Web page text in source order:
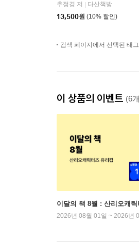
추정경 저
다산책방
13,500원 (10% 할인)
검색 페이지에서 선택된 태
이 상품의 이벤트 (6
이달의 책 8월 : 산리오캐릭
2026년 08월 01일 ~ 2026년